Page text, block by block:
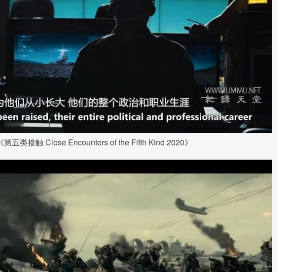
《第五类接触 Close Encounters of the Fifth Kind 2020》